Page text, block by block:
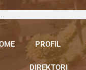
PROFIL
DIREKTORI